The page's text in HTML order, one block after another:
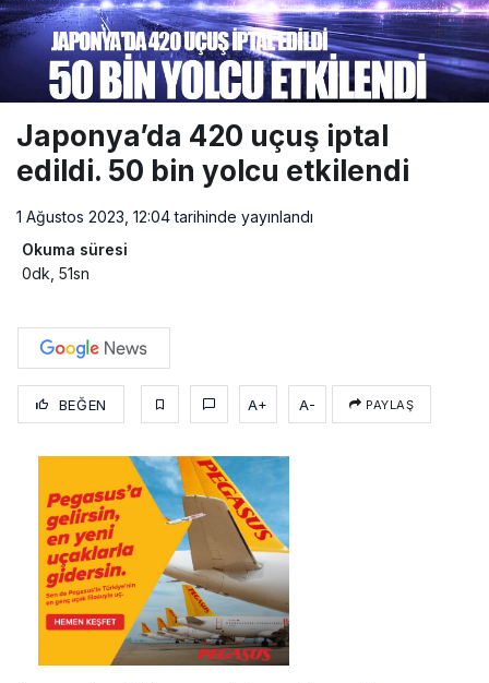
Japonya’da 420 uçuş iptal
edildi. 50 bin yolcu etkilendi
1 Ağustos 2023, 12:04tarihinde yayınlandı
Okuma süresi
0dk, 51sn
BEĞEN A+ A- PAYLAŞ